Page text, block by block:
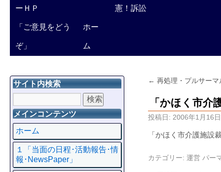
ーＨＰ 憲！訴訟
「ご意見をどう
ぞ」
ホー
ム
← 再処理・プルサーマ
「かほく市介
投稿日: 2006年1月16日
「かほく市介護施設
カテゴリー: 運営 パー
サイト内検索
メインコンテンツ
ホーム
１「当面の日程･活動報告･情
報･NewsPaper」